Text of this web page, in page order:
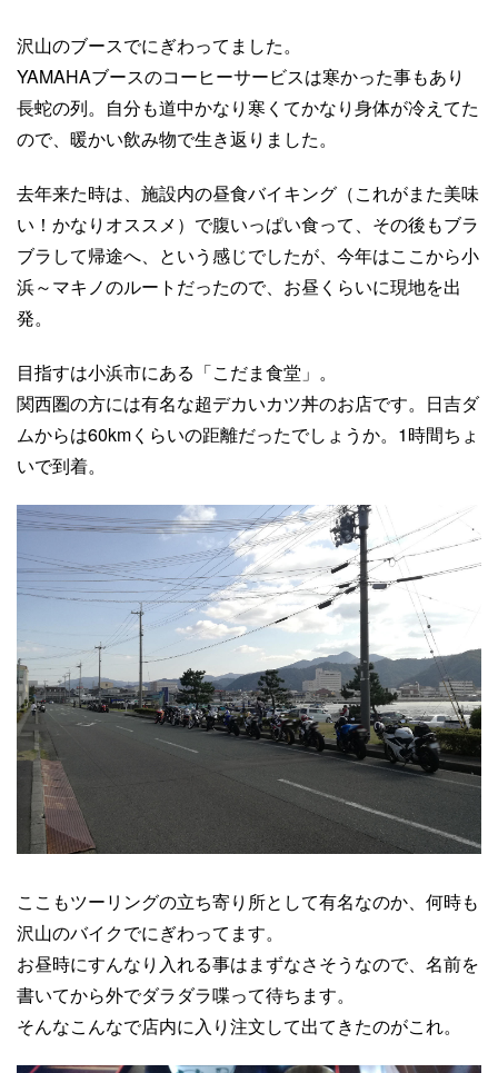
沢山のブースでにぎわってました。
YAMAHAブースのコーヒーサービスは寒かった事もあり
長蛇の列。自分も道中かなり寒くてかなり身体が冷えてた
ので、暖かい飲み物で生き返りました。
去年来た時は、施設内の昼食バイキング（これがまた美味
い！かなりオススメ）で腹いっぱい食って、その後もブラ
ブラして帰途へ、という感じでしたが、今年はここから小
浜～マキノのルートだったので、お昼くらいに現地を出
発。
目指すは小浜市にある「こだま食堂」。
関西圏の方には有名な超デカいカツ丼のお店です。日吉ダ
ムからは60kmくらいの距離だったでしょうか。1時間ちょ
いで到着。
ここもツーリングの立ち寄り所として有名なのか、何時も
沢山のバイクでにぎわってます。
お昼時にすんなり入れる事はまずなさそうなので、名前を
書いてから外でダラダラ喋って待ちます。
そんなこんなで店内に入り注文して出てきたのがこれ。